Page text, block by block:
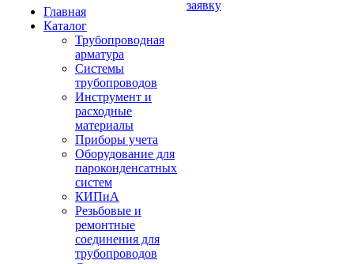
Главная
Каталог
Трубопроводная
арматура
Системы
трубопроводов
Инструмент и
расходные
материалы
Приборы учета
Оборудование для
пароконденсатных
систем
КИПиА
Резьбовые и
ремонтные
соединения для
трубопроводов
заявку